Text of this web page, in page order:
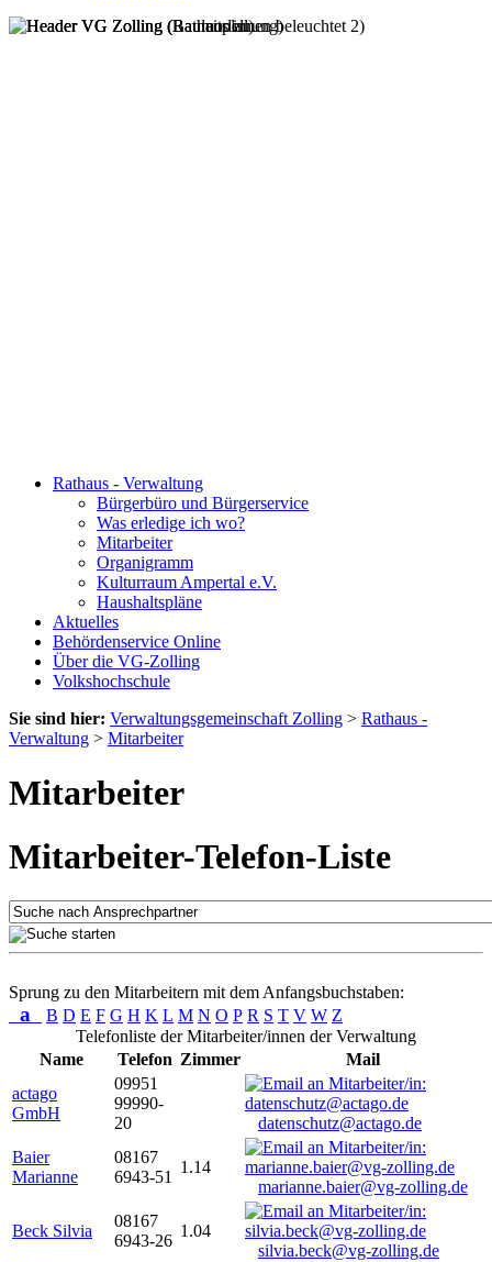
Rathaus - Verwaltung
Bürgerbüro und Bürgerservice
Was erledige ich wo?
Mitarbeiter
Organigramm
Kulturraum Ampertal e.V.
Haushaltspläne
Aktuelles
Behördenservice Online
Über die VG-Zolling
Volkshochschule
Sie sind hier: Verwaltungsgemeinschaft Zolling > Rathaus -
Verwaltung > Mitarbeiter
Mitarbeiter
Mitarbeiter-Telefon-Liste
Sprung zu den Mitarbeitern mit dem Anfangsbuchstaben:
a B D E F G H K L M N O P R S T V W Z
Telefonliste der Mitarbeiter/innen der Verwaltung
Name
Telefon Zimmer
Mail
actago
GmbH
09951
99990-
20
datenschutz@actago.de
Baier
Marianne
08167
6943-51
1.14
marianne.baier@vg-zolling.de
Beck Silvia
08167
6943-26
1.04
silvia.beck@vg-zolling.de